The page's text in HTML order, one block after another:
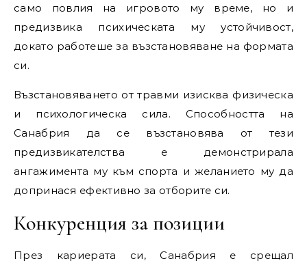
само повлия на игровото му време, но и
предизвика психическата му устойчивост,
докато работеше за възстановяване на формата
си.
Възстановяването от травми изисква физическа
и психологическа сила. Способността на
Санабрия да се възстановява от тези
предизвикателства е демонстрирала
ангажимента му към спорта и желанието му да
допринася ефективно за отборите си.
Конкуренция за позиции
През кариерата си, Санабрия е срещал